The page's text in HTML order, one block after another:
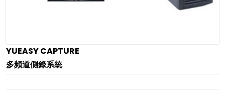
YUEASY CAPTURE
多頻道側錄系統